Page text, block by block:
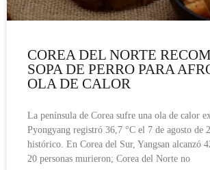
COREA DEL NORTE
SOPA DE PERRO PARA
OLA DE CALOR
La península de Corea sufre una ola de calor
Pyongyang registró 36,7 °C el 7 de agosto de
histórico. En Corea del Sur, Yangsan alcanzó
20 personas murieron; Corea del Norte no